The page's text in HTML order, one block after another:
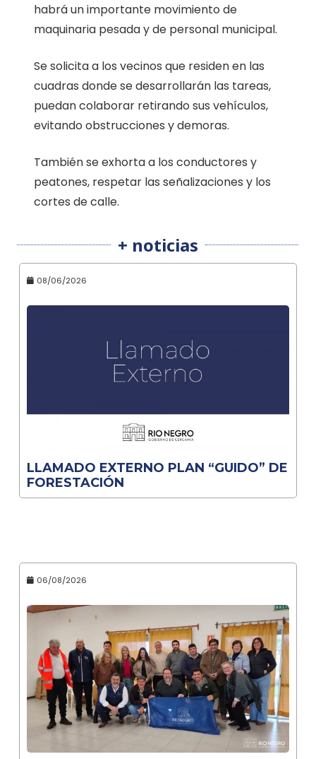
habrá un importante movimiento de
maquinaria pesada y de personal municipal.
Se solicita a los vecinos que residen en las
cuadras donde se desarrollarán las tareas,
puedan colaborar retirando sus vehículos,
evitando obstrucciones y demoras.
También se exhorta a los conductores y
peatones, respetar las señalizaciones y los
cortes de calle.
+ noticias
08/06/2026
LLAMADO EXTERNO PLAN “GUIDO” DE
FORESTACIÓN
06/08/2026